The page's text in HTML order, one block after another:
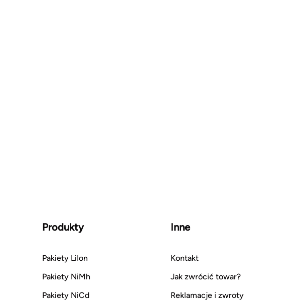
Produkty
Pakiety LiIon
Pakiety NiMh
Pakiety NiCd
Inne
Kontakt
Jak zwrócić towar?
Reklamacje i zwroty